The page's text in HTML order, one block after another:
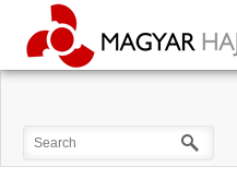
ÁTTÖRŐ
EP-DOSSZIÉ
A CÉG